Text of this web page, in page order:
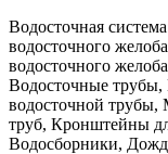
Водосточная
водосточного
водосточного
Водосточные
водосточной трубы,
труб, Кронштейны
Водосборники,